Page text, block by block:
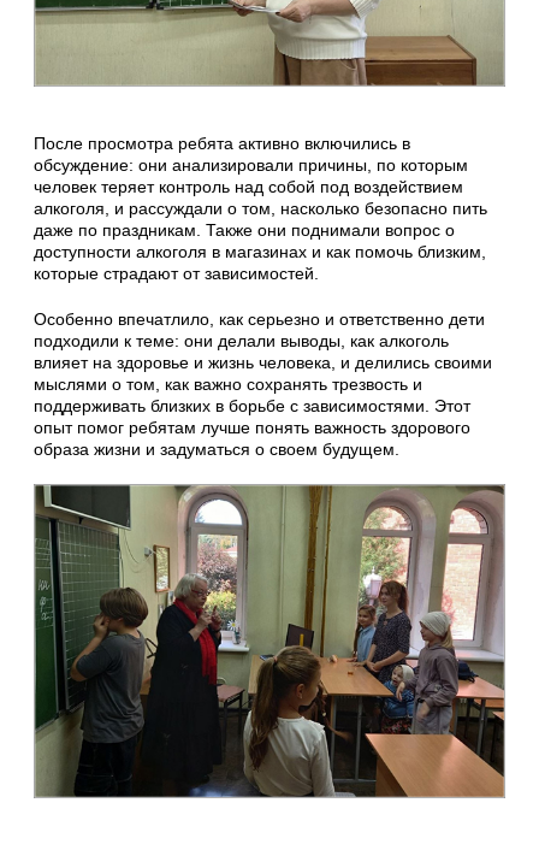
После просмотра ребята активно включились в
обсуждение: они анализировали причины, по которым
человек теряет контроль над собой под воздействием
алкоголя, и рассуждали о том, насколько безопасно пить
даже по праздникам. Также они поднимали вопрос о
доступности алкоголя в магазинах и как помочь близким,
которые страдают от зависимостей.
Особенно впечатлило, как серьезно и ответственно дети
подходили к теме: они делали выводы, как алкоголь
влияет на здоровье и жизнь человека, и делились своими
мыслями о том, как важно сохранять трезвость и
поддерживать близких в борьбе с зависимостями. Этот
опыт помог ребятам лучше понять важность здорового
образа жизни и задуматься о своем будущем.